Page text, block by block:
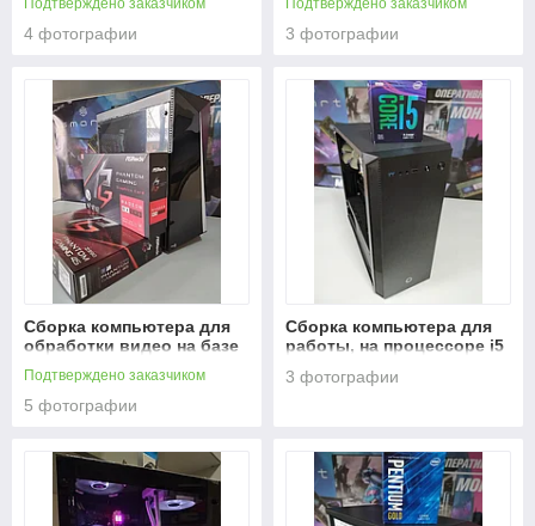
3950X 3,5Гц (4,7ГГц Turbo)
AM4, 16/32
Подтверждено заказчиком
4 фотографии
Подтверждено заказчиком
3 фотографии
Сборка компьютера для
обработки видео на базе
8700
Подтверждено заказчиком
5 фотографии
Сборка компьютера для
работы, на процессоре i5
3 фотографии